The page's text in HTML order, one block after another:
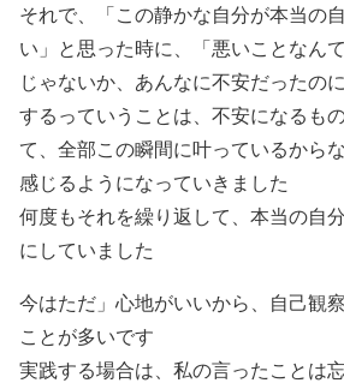
それで、「この静かな自分が本当の
い」と思った時に、「悪いことなん
じゃないか、あんなに不安だったの
するっていうことは、不安になるも
て、全部この瞬間に叶っているから
感じるようになっていきました
何度もそれを繰り返して、本当の自
にしていました
今はただ」心地がいいから、自己観
ことが多いです
実践する場合は、私の言ったことは